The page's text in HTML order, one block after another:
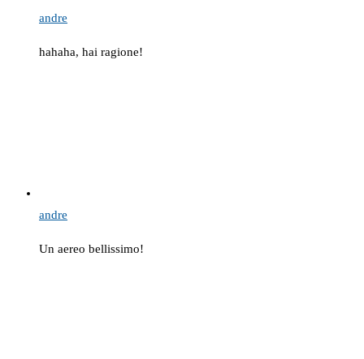
andre
hahaha, hai ragione!
andre
Un aereo bellissimo!